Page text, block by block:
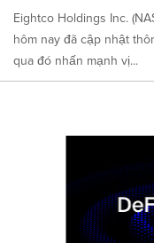
Eightco Holdings Inc.
hôm nay đã cập nhật
qua đó nhấn mạnh vị...